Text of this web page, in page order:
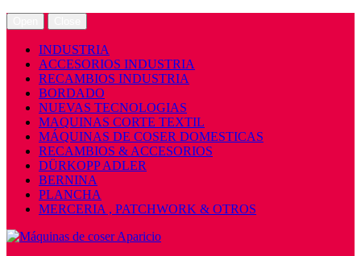
INDUSTRIA
ACCESORIOS INDUSTRIA
RECAMBIOS INDUSTRIA
BORDADO
NUEVAS TECNOLOGIAS
MAQUINAS CORTE TEXTIL
MÁQUINAS DE COSER DOMESTICAS
RECAMBIOS & ACCESORIOS
DÜRKOPP ADLER
BERNINA
PLANCHA
MERCERIA , PATCHWORK & OTROS